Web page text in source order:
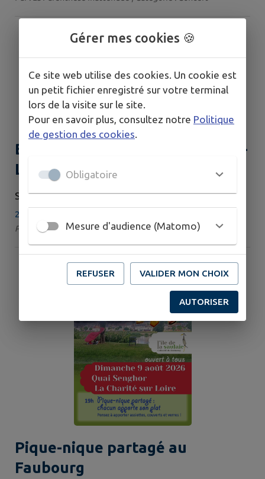
Boutique L'Atelier Fleur de Vie -
Lithothérapie - Horaires d'été
SAMEDI 8 AOÛT - DIMANCHE 9 AOÛT
23 km - La Charité-sur-Loire
Par : L'Atelier fleur de vie | Catégorie : Santé & Bien-être
Pique-nique partagé au
Faubourg
Gérer mes cookies 🍪
Ce site web utilise des cookies. Un cookie est
un petit fichier enregistré sur votre terminal
lors de la visite sur le site.
Pour en savoir plus, consultez notre Politique
de gestion des cookies
Obligatoire
Mesure d'audience (Matomo)
REFUSER VALIDER MON CHOIX
AUTORISER